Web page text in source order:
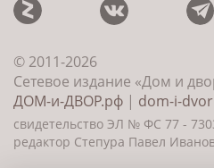
© 2011-2026
Сетевое издание «Дом и
ДОМ-и-ДВОР.рф | dom-i-
свидетельство ЭЛ № ФС 77 -
редактор Степура Павел